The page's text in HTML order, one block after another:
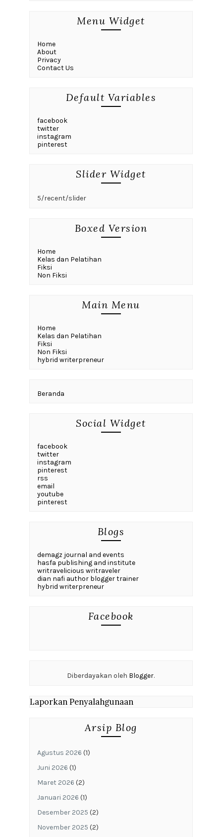
Menu Widget
Home
About
Privacy
Contact Us
Default Variables
facebook
twitter
instagram
pinterest
Slider Widget
5/recent/slider
Boxed Version
Home
Kelas dan Pelatihan
Fiksi
Non Fiksi
Main Menu
Home
Kelas dan Pelatihan
Fiksi
Non Fiksi
hybrid writerpreneur
Beranda
Social Widget
facebook
twitter
instagram
pinterest
rss
email
youtube
pinterest
Blogs
demagz journal and events
hasfa publishing and institute
writravelicious writraveler
dian nafi author blogger trainer
hybrid writerpreneur
Facebook
Diberdayakan oleh Blogger.
Laporkan Penyalahgunaan
Arsip Blog
Agustus 2026 (1)
Juni 2026 (1)
Maret 2026 (2)
Januari 2026 (1)
Desember 2025 (2)
November 2025 (2)